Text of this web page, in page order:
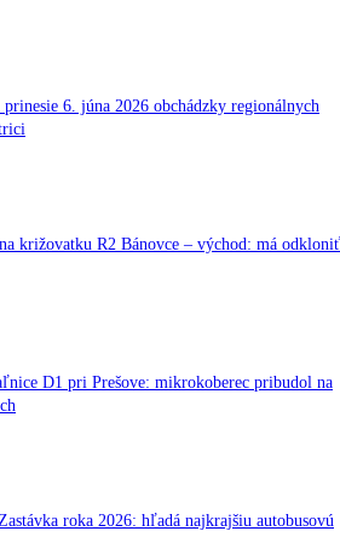
6. júna 2026 obchádzky regionálnych
križovatku R2 Bánovce – východ: má odkloniť
D1 pri Prešove: mikrokoberec pribudol na
roka 2026: hľadá najkrajšiu autobusovú